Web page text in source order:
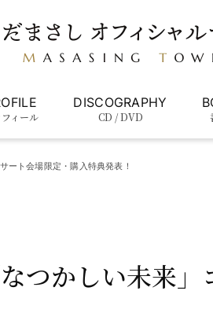
ィール
DISCOGRAPHY
CD / DVD
ート会場限定・購入特典発表！
つかしい未来」